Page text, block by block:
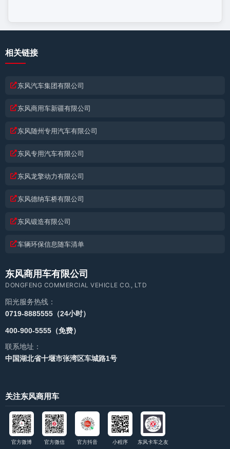
相关链接
东风汽车集团有限公司
东风商用车新疆有限公司
东风随州专用汽车有限公司
东风专用汽车有限公司
东风龙擎动力有限公司
东风德纳车桥有限公司
东风锻造有限公司
车辆环保信息随车清单
东风商用车有限公司
DONGFENG COMMERCIAL VEHICLE CO., LTD
阳光服务热线：
0719-8885555（24小时）
400-900-5555（免费）
联系地址：
中国湖北省十堰市张湾区车城路1号
关注东风商用车
官方微博 官方微信 官方抖音 小程序 东风卡车之友